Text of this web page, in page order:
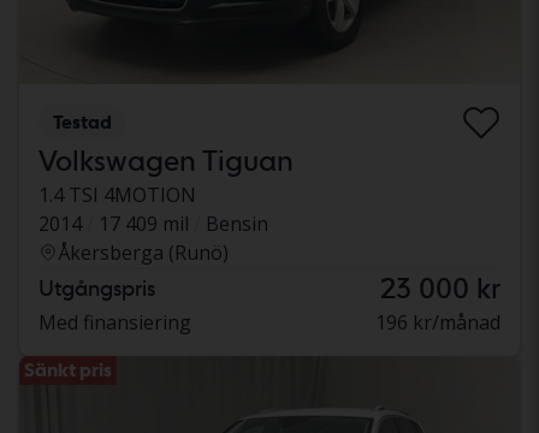
Testad
Volkswagen Tiguan
1.4 TSI 4MOTION
2014
17 409 mil
Bensin
Åkersberga (Runö)
Utgångspris 23 000 kr
Med finansiering 196 kr/månad
Sänkt pris